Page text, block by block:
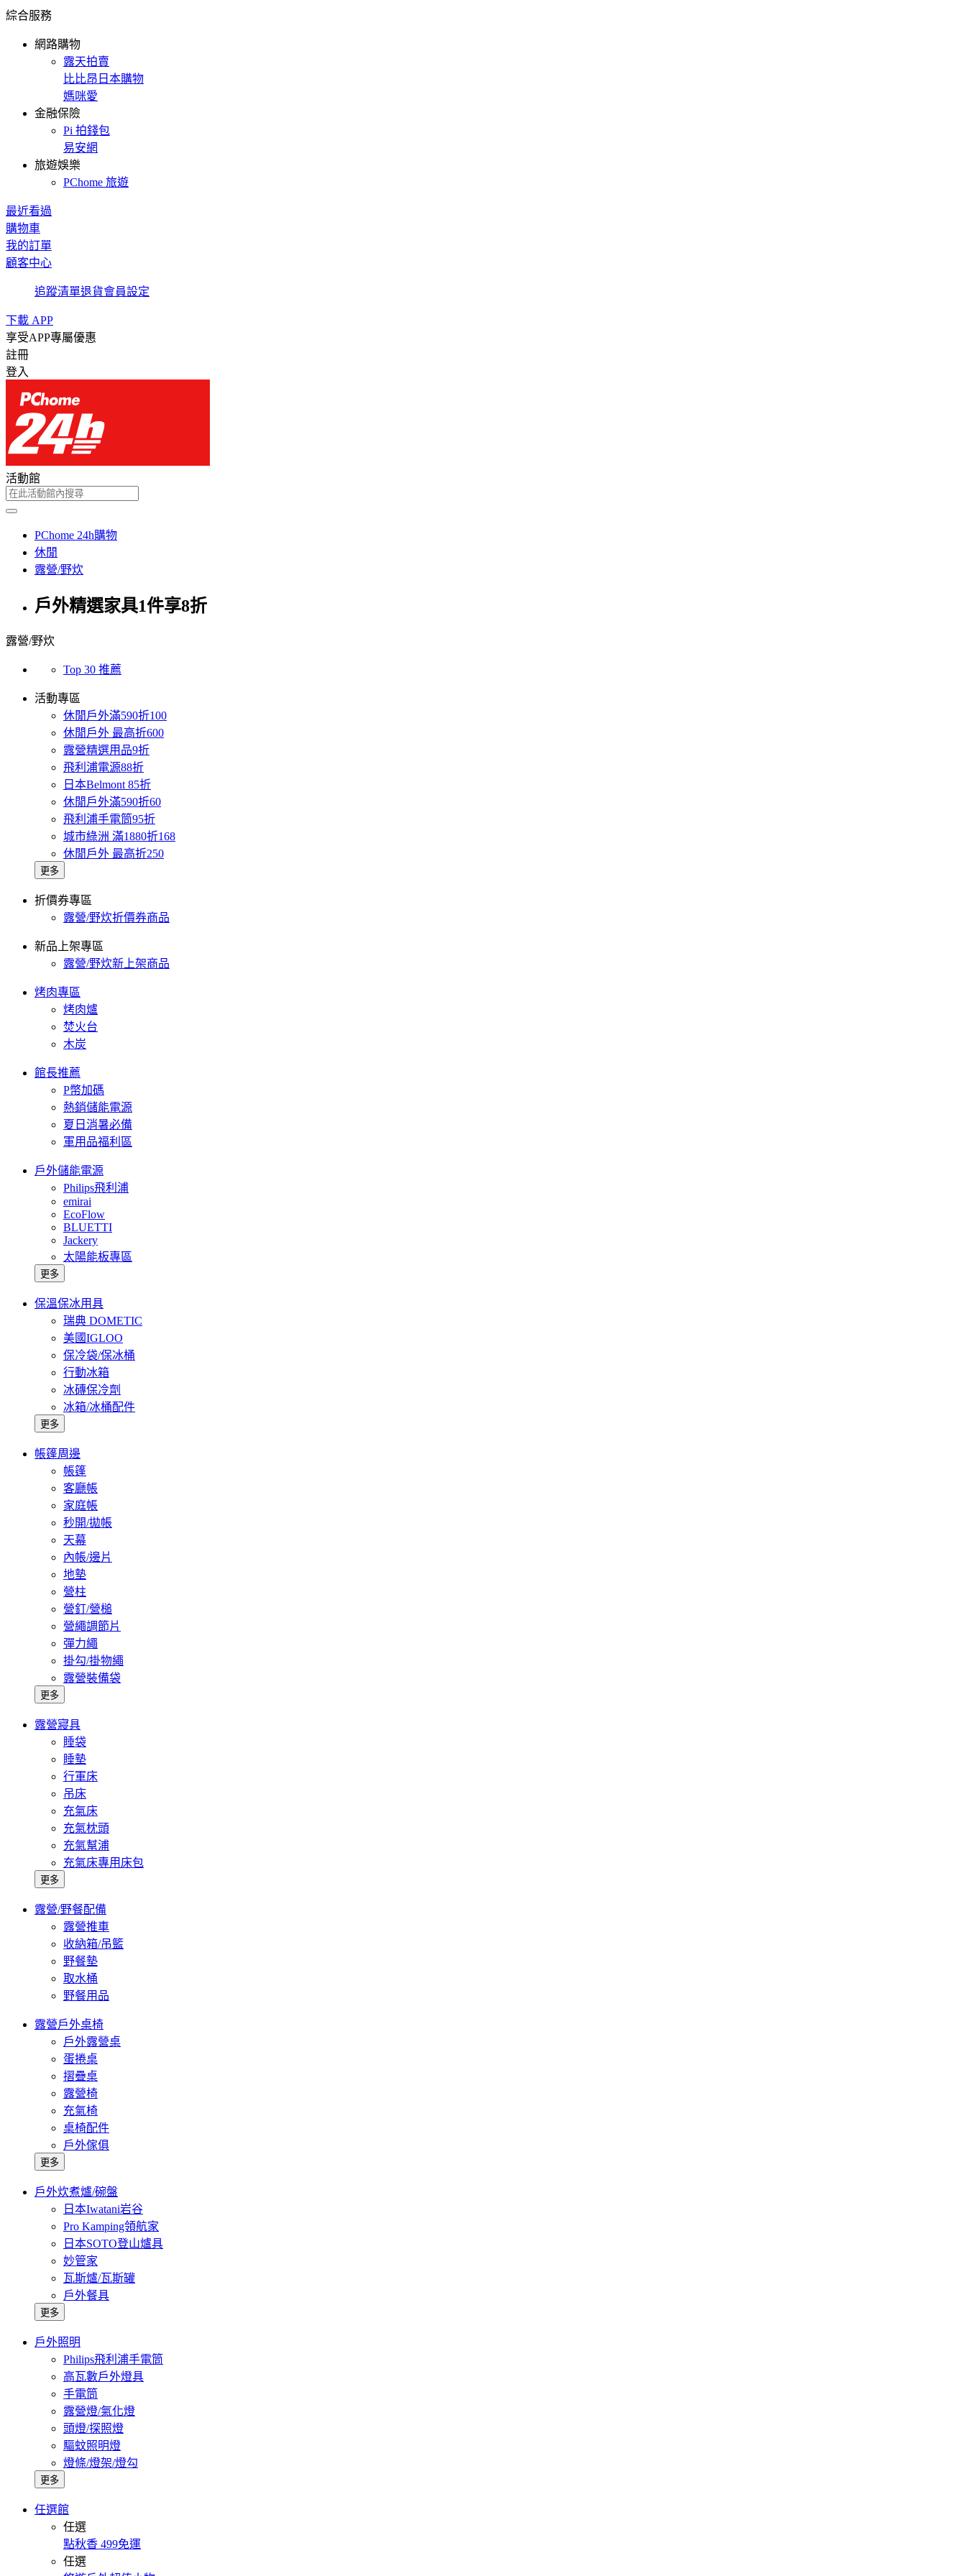
綜合服務
網路購物
露天拍賣
比比昂日本購物
媽咪愛
金融保險
Pi 拍錢包
易安網
旅遊娛樂
PChome 旅遊
最近看過
購物車
我的訂單
顧客中心
追蹤清單退貨會員設定
下載 APP
享受APP專屬優惠
註冊
登入
活動館
PChome 24h購物
休閒
露營/野炊
戶外精選家具1件享8折
露營/野炊
Top 30 推薦
活動專區
休閒戶外滿590折100
休閒戶外 最高折600
露營精選用品9折
飛利浦電源88折
日本Belmont 85折
休閒戶外滿590折60
飛利浦手電筒95折
城市綠洲 滿1880折168
休閒戶外 最高折250
更多
折價券專區
露營/野炊折價券商品
新品上架專區
露營/野炊新上架商品
烤肉專區
烤肉爐
焚火台
木炭
館長推薦
P幣加碼
熱銷儲能電源
夏日消暑必備
軍用品福利區
戶外儲能電源
Philips飛利浦
emirai
EcoFlow
BLUETTI
Jackery
太陽能板專區
更多
保溫保冰用具
瑞典 DOMETIC
美國IGLOO
保冷袋/保冰桶
行動冰箱
冰磚保冷劑
冰箱/冰桶配件
更多
帳篷周邊
帳篷
客廳帳
家庭帳
秒開/拋帳
天幕
內帳/邊片
地墊
營柱
營釘/營槌
營繩調節片
彈力繩
掛勾/掛物繩
露營裝備袋
更多
露營寢具
睡袋
睡墊
行軍床
吊床
充氣床
充氣枕頭
充氣幫浦
充氣床專用床包
更多
露營/野餐配備
露營推車
收納箱/吊籃
野餐墊
取水桶
野餐用品
露營戶外桌椅
戶外露營桌
蛋捲桌
摺疊桌
露營椅
充氣椅
桌椅配件
戶外傢俱
更多
戶外炊煮爐/碗盤
日本Iwatani岩谷
Pro Kamping領航家
日本SOTO登山爐具
妙管家
瓦斯爐/瓦斯罐
戶外餐具
更多
戶外照明
Philips飛利浦手電筒
高瓦數戶外燈具
手電筒
露營燈/氣化燈
頭燈/探照燈
驅蚊照明燈
燈條/燈架/燈勾
更多
任選館
任選
點秋香 499免運
任選